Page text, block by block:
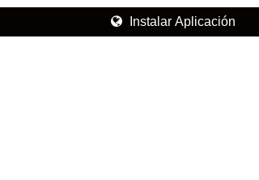
Instalar Aplicación